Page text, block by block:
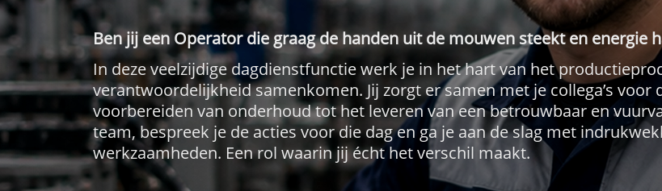
Ben jij een Operator die graag de handen uit de mouwen steekt en energie
In deze veelzijdige dagdienstfunctie werk je in het hart van het
verantwoordelijkheid samenkomen. Jij zorgt er samen met je collega’s
voorbereiden van onderhoud tot het leveren van een betrouwbaar en
team, bespreek je de acties voor die dag en ga je aan de slag met
werkzaamheden. Een rol waarin jij écht het verschil maakt.